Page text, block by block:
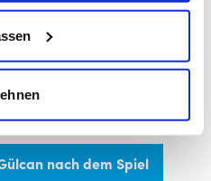
nach dem Spiel